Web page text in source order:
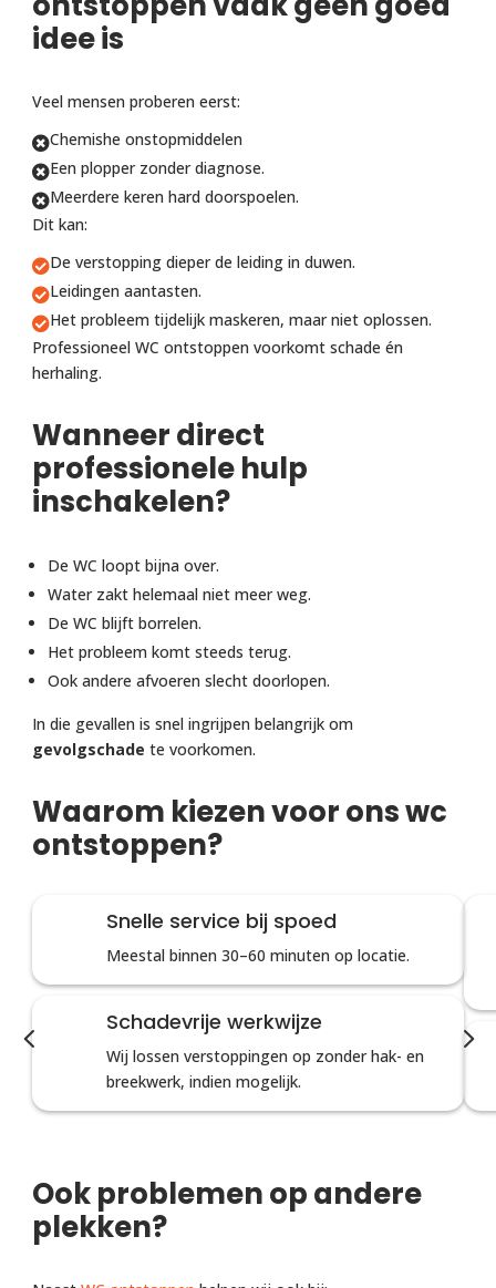
idee is
Veel mensen proberen eerst:
Chemishe onstopmiddelen
Een plopper zonder diagnose.
Meerdere keren hard doorspoelen.
Dit kan:
De verstopping dieper de leiding in duwen.
Leidingen aantasten.
Het probleem tijdelijk maskeren, maar niet oplossen.
Professioneel WC ontstoppen voorkomt schade én
herhaling.
Wanneer direct
professionele hulp
inschakelen?
De WC loopt bijna over.
Water zakt helemaal niet meer weg.
De WC blijft borrelen.
Het probleem komt steeds terug.
Ook andere afvoeren slecht doorlopen.
In die gevallen is snel ingrijpen belangrijk om
gevolgschade te voorkomen.
Waarom kiezen voor ons wc
ontstoppen?
Snelle service bij spoed
Meestal binnen 30–60 minuten op locatie.
Schadevrije werkwijze
Wij lossen verstoppingen op zonder hak- en
breekwerk, indien mogelijk.
4 5
Ook problemen op andere
plekken?